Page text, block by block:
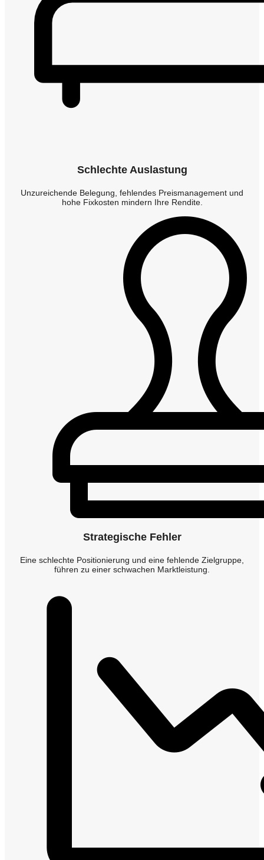
Schlechte Auslastung
Unzureichende Belegung, fehlendes Preismanagement und
hohe Fixkosten mindern Ihre Rendite.
Strategische Fehler
Eine schlechte Positionierung und eine fehlende Zielgruppe,
führen zu einer schwachen Marktleistung.